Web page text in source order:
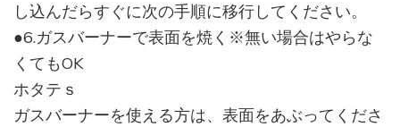
し込んだらすぐに次の手順に移行してください。
●6.ガスバーナーで表面を焼く※無い場合はやらな
くてもOK
ホタテｓ
ガスバーナーを使える方は、表面をあぶってくださ